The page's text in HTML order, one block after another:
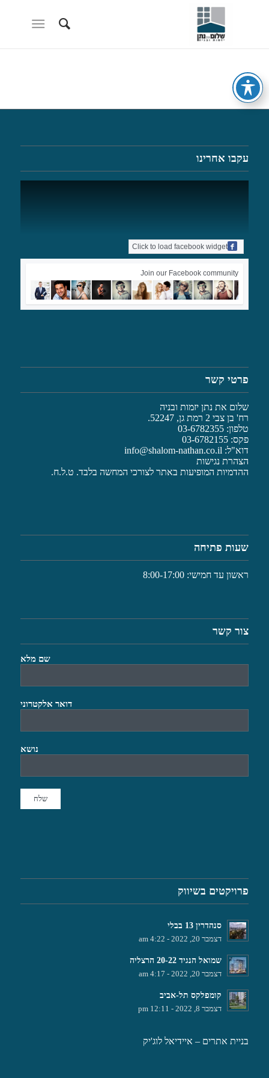
עקבו אחרינו
Click to load facebook widget
Join our Facebook community
פרטי קשר
שלום את נתן יזמות ובניה
רח' בן צבי 2 רמת גן, 52247.
טלפון: 03-6782355
פקס: 03-6782155
דוא"ל: info@shalom-nathan.co.il
הצהרת נגישות
ההדמיות המופיעות באתר לצורכי המחשה בלבד. ט.ל.ח.
שעות פתיחה
ראשון עד חמישי: 8:00-17:00
צור קשר
שם מלא
דואר אלקטרוני
נושא
פרויקטים בשיווק
סנהדרין 13 בבלי
דצמבר 20, 2022 - 4:22 am
שמואל הנגיד 20-22 הרצליה
דצמבר 20, 2022 - 4:17 am
קומפלקס תל-אביב
דצמבר 8, 2022 - 12:11 pm
בניית אתרים – איידיאל לוג'יק